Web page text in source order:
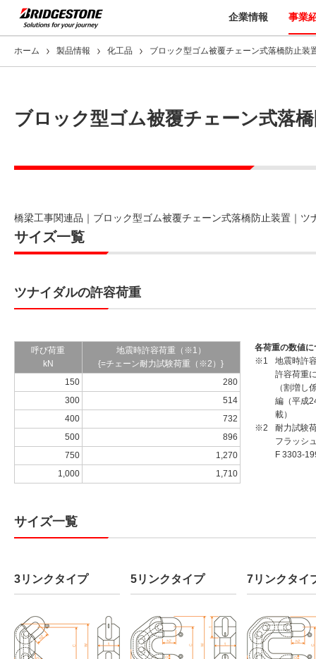
企業情報 事業
ホーム 製品情報 化工品 ブロック型ゴム被覆チェーン式落橋防止装
ブロック型ゴム被覆チェーン式落
橋梁工事関連品｜ブロック型ゴム被覆チェーン式落橋防止装置｜ツ
サイズ一覧
ツナイダルの許容荷重
各荷重の数値に
※1
地震時許
許容荷重
（割増し
編（平成
載）
※2
耐力試験
フラッシ
F 3303-
呼び荷重
kN
地震時許容荷重（※1）
{=チェーン耐力試験荷重（※2）}
150
280
300
514
400
732
500
896
750
1,270
1,000
1,710
サイズ一覧
3リンクタイプ 5リンクタイプ 7リンクタイ